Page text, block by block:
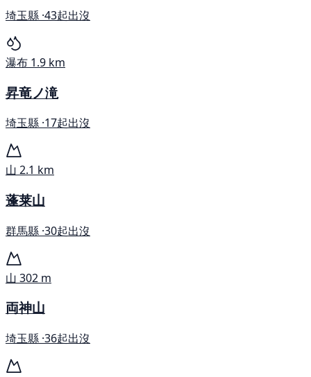
埼玉縣 ·43起出沒
瀑布 1.9 km
昇竜ノ滝
埼玉縣 ·17起出沒
山 2.1 km
蓬莱山
群馬縣 ·30起出沒
山 302 m
両神山
埼玉縣 ·36起出沒